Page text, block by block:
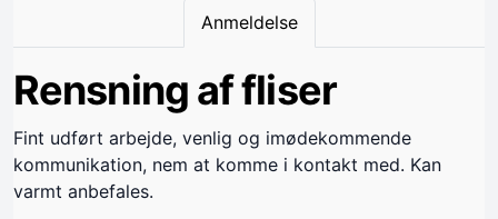
Anmeldelse
Rensning af fliser
Fint udført arbejde, venlig og imødekommende
kommunikation, nem at komme i kontakt med. Kan
varmt anbefales.